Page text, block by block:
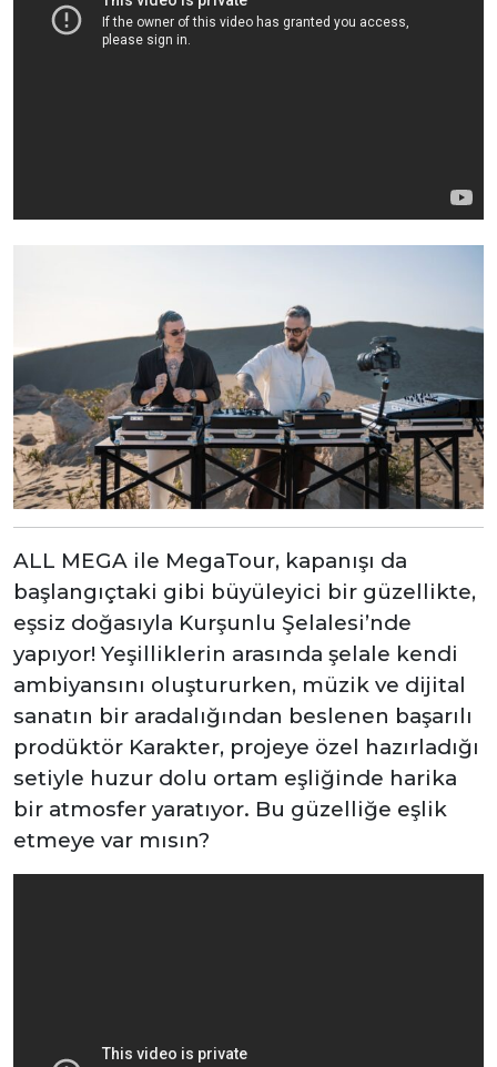
ALL MEGA ile MegaTour, kapanışı da
başlangıçtaki gibi büyüleyici bir güzellikte,
eşsiz doğasıyla Kurşunlu Şelalesi’nde
yapıyor! Yeşilliklerin arasında şelale kendi
ambiyansını oluştururken, müzik ve dijital
sanatın bir aradalığından beslenen başarılı
prodüktör Karakter, projeye özel hazırladığı
setiyle huzur dolu ortam eşliğinde harika
bir atmosfer yaratıyor. Bu güzelliğe eşlik
etmeye var mısın?